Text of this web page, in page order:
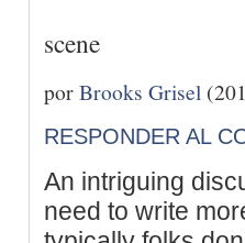
scene
porBrooks Grisel
RESPONDER AL
An intriguing
need to write